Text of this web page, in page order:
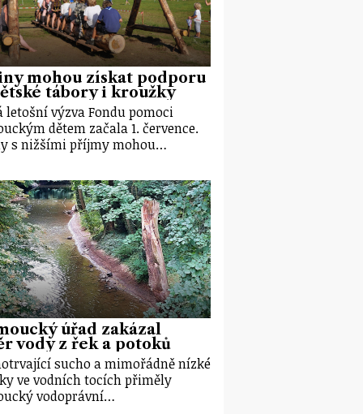
mohou získat podporu
tábory i kroužky
letošní výzva Fondu pomoci
dětem začala 1. července.
s nižšími příjmy mohou…
úřad zakázal
vody z řek a potoků
sucho a mimořádně nízké
ve vodních tocích přiměly
vodoprávní…